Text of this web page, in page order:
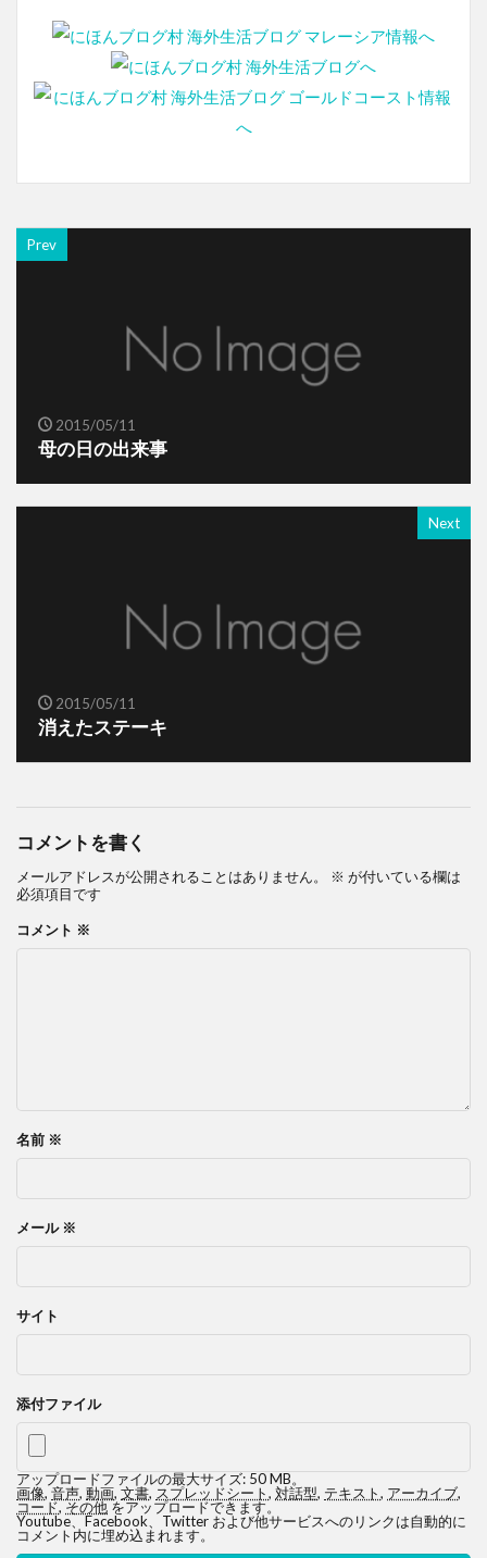
Prev
2015/05/11
母の日の出来事
Next
2015/05/11
消えたステーキ
コメントを書く
メールアドレスが公開されることはありません。 ※ が付いている欄は
必須項目です
コメント ※
名前 ※
メール ※
サイト
添付ファイル
アップロードファイルの最大サイズ: 50 MB。
画像, 音声, 動画, 文書, スプレッドシート, 対話型, テキスト, アーカイブ,
コード,その他をアップロードできます。
Youtube、Facebook、Twitter および他サービスへのリンクは自動的に
コメント内に埋め込まれます。